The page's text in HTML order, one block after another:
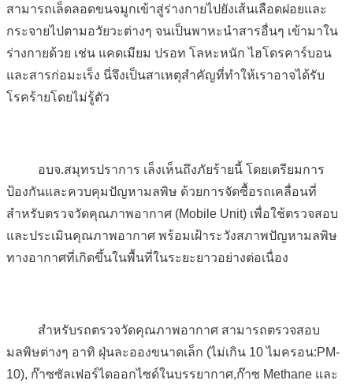
สามารถเล็ดลอดขนจมูกเข้าสู่ร่างกายไปยังเส้นเลือดฝอยและ
กระจายไปตามอวัยวะต่างๆ จนเป็นพาหะนำสารอื่นๆ เข้ามาใน
ร่างกายด้วย เช่น แคดเมียม ปรอท โลหะหนัก ไฮโดรคาร์บอน
และสารก่อมะเร็ง นี่จึงเป็นสาเหตุสำคัญที่ทำให้เราอาจได้รับ
โรคร้ายโดยไม่รู้ตัว
อบจ.สมุทรปราการ เล็งเห็นถึงภัยร้ายนี้ โดยเตรียมการ
ป้องกันและควบคุมปัญหามลพิษ ด้วยการจัดซื้อรถเคลื่อนที่
สำหรับตรวจวัดคุณภาพอากาศ (Mobile Unit) เพื่อใช้ตรวจสอบ
และประเมินคุณภาพอากาศ พร้อมเฝ้าระวังสภาพปัญหามลพิษ
ทางอากาศที่เกิดขึ้นในพื้นที่ในระยะยาวอย่างต่อเนื่อง
สำหรับรถตรวจวัดคุณภาพอากาศ สามารถตรวจสอบ
มลพิษต่างๆ อาทิ ฝุ่นละอองขนาดเล็ก (ไม่เกิน 10 ไมครอน:PM-
10), ก๊าซซัลเฟอร์ไดออกไซด์ในบรรยากาศ,ก๊าซ Methane และ